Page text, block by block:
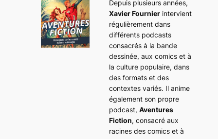
Depuis plusieurs années,
Xavier Fournier intervient
régulièrement dans
différents podcasts
consacrés à la bande
dessinée, aux comics et à
la culture populaire, dans
des formats et des
contextes variés. Il anime
également son propre
podcast, Aventures
Fiction, consacré aux
racines des comics et à